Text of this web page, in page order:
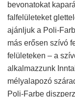
bevonatokat
falfelületeket
ajánljuk a Poli-
más erősen szívó
felületeken – a
alkalmazzunk
mélyalapozó
Poli-Farbe